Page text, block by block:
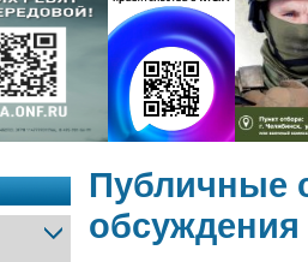
Публичные
обсуждения